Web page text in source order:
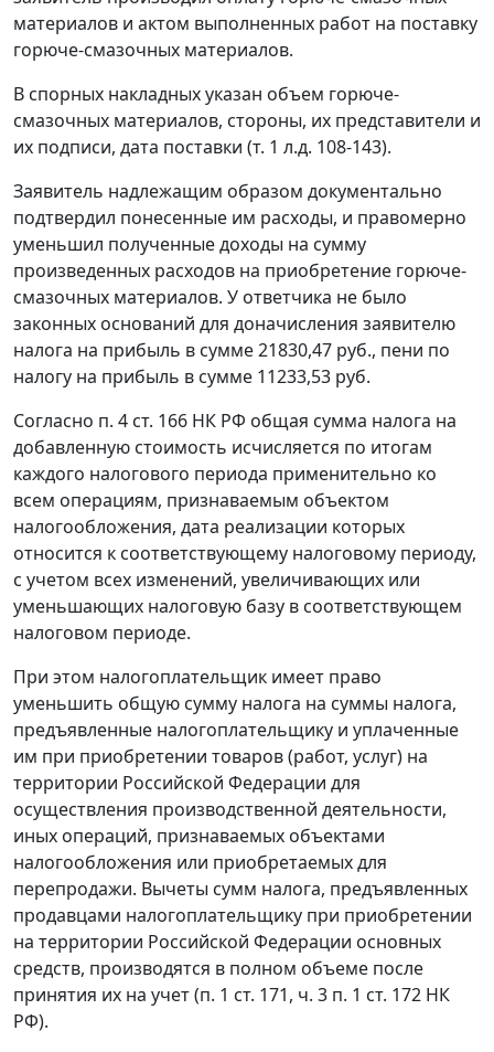
материалов и актом выполненных работ на поставку
горюче-смазочных материалов.
В спорных накладных указан объем горюче-
смазочных материалов, стороны, их представители и
их подписи, дата поставки (т. 1 л.д. 108-143).
Заявитель надлежащим образом документально
подтвердил понесенные им расходы, и правомерно
уменьшил полученные доходы на сумму
произведенных расходов на приобретение горюче-
смазочных материалов. У ответчика не было
законных оснований для доначисления заявителю
налога на прибыль в сумме 21830,47 руб., пени по
налогу на прибыль в сумме 11233,53 руб.
Согласно п. 4 ст. 166 НК РФ общая сумма налога на
добавленную стоимость исчисляется по итогам
каждого налогового периода применительно ко
всем операциям, признаваемым объектом
налогообложения, дата реализации которых
относится к соответствующему налоговому периоду,
с учетом всех изменений, увеличивающих или
уменьшающих налоговую базу в соответствующем
налоговом периоде.
При этом налогоплательщик имеет право
уменьшить общую сумму налога на суммы налога,
предъявленные налогоплательщику и уплаченные
им при приобретении товаров (работ, услуг) на
территории Российской Федерации для
осуществления производственной деятельности,
иных операций, признаваемых объектами
налогообложения или приобретаемых для
перепродажи. Вычеты сумм налога, предъявленных
продавцами налогоплательщику при приобретении
на территории Российской Федерации основных
средств, производятся в полном объеме после
принятия их на учет (п. 1 ст. 171, ч. 3 п. 1 ст. 172 НК
РФ).